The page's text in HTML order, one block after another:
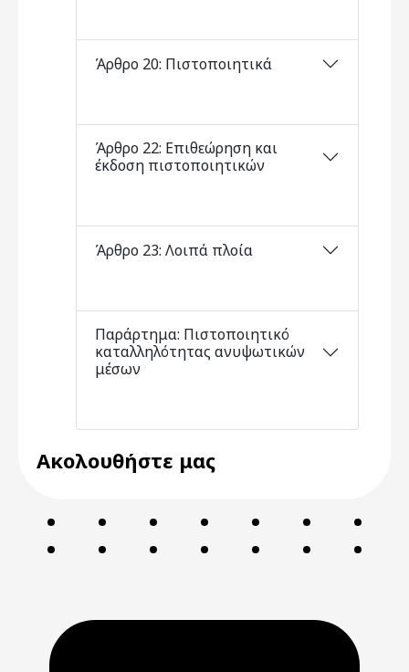
Άρθρο 20: Πιστοποιητικά
Άρθρο 22: Επιθεώρηση και
έκδοση πιστοποιητικών
Άρθρο 23: Λοιπά πλοία
Παράρτημα: Πιστοποιητικό
καταλληλότητας ανυψωτικών
μέσων
Ακολουθήστε μας